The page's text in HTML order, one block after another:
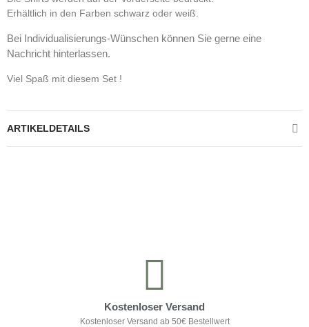
Erhältlich in den Farben schwarz oder weiß.
Bei Individualisierungs-Wünschen können Sie gerne eine
Nachricht hinterlassen.
Viel Spaß mit diesem Set !
ARTIKELDETAILS
Kostenloser Versand
Kostenloser Versand ab 50€ Bestellwert